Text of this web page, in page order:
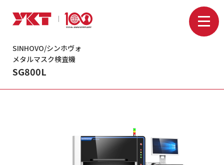
SINHOVO/シンホヴォ
メタルマスク検査機
SG800L